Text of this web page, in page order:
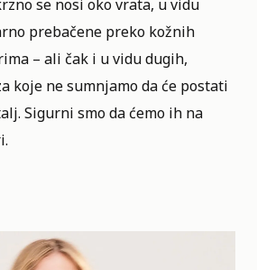
se nosi oko vrata, u vidu
prebačene preko kožnih
– ali čak i u vidu dugih,
koje ne sumnjamo da će postati
Sigurni smo da ćemo ih na